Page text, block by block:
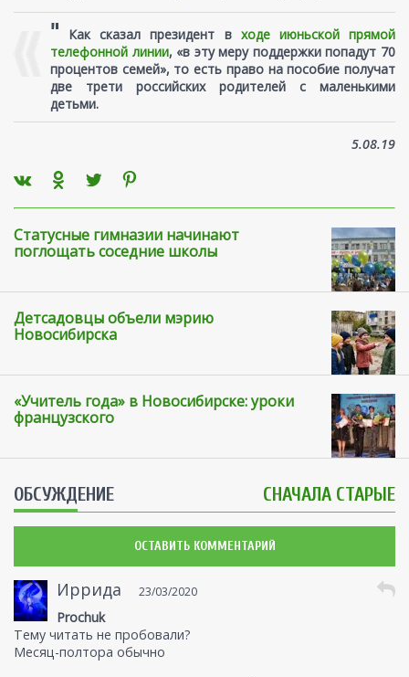
" Как сказал президент в ходе июньской прямой
телефонной линии, «в эту меру поддержки попадут 70
процентов семей», то есть право на пособие получат
две трети российских родителей с маленькими
детьми.
5.08.19
Статусные гимназии начинают
поглощать соседние школы
Детсадовцы объели мэрию
Новосибирска
«Учитель года» в Новосибирске: уроки
французского
ОБСУЖДЕНИЕ СНАЧАЛА СТАРЫЕ
ОСТАВИТЬ КОММЕНТАРИЙ
Иррида 23/03/2020
Prochuk
Тему читать не пробовали?
Месяц-полтора обычно